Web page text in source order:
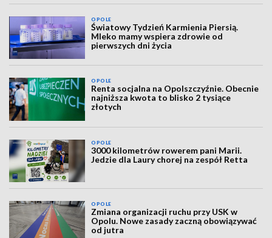
OPOLE
Światowy Tydzień Karmienia Piersią.
Mleko mamy wspiera zdrowie od
pierwszych dni życia
OPOLE
Renta socjalna na Opolszczyźnie. Obecnie
najniższa kwota to blisko 2 tysiące
złotych
OPOLE
3000 kilometrów rowerem pani Marii.
Jedzie dla Laury chorej na zespół Retta
OPOLE
Zmiana organizacji ruchu przy USK w
Opolu. Nowe zasady zaczną obowiązywać
od jutra